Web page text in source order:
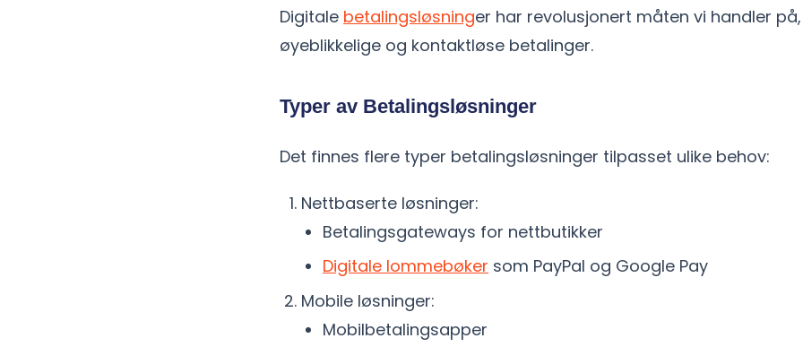
Digitale betalingsløsninger har revolusjonert måten vi handler
øyeblikkelige og kontaktløse betalinger.
Typer av Betalingsløsninger
Det finnes flere typer betalingsløsninger tilpasset ulike behov:
Nettbaserte løsninger:
Betalingsgateways for nettbutikker
Digitale lommebøker som PayPal og Google Pay
Mobile løsninger:
Mobilbetalingsapper